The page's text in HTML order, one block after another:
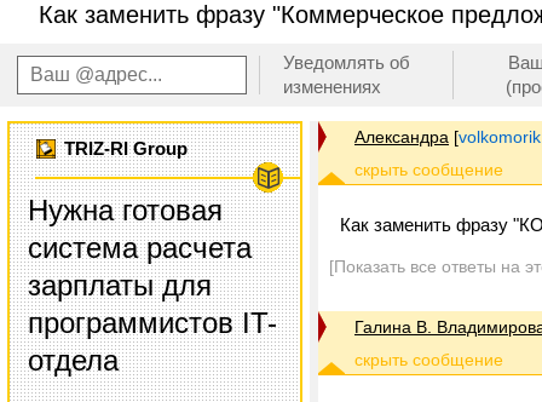
Как заменить фразу "Коммерческое
Уведомлять об
изменениях
TRIZ-RI Group
Нужна готовая
система расчета
зарплаты для
программистов IT-
отдела
Александра [
Как заменить
[Показать все ответы на
Галина В.